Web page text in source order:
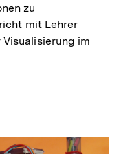
zu
mit Lehrer
im